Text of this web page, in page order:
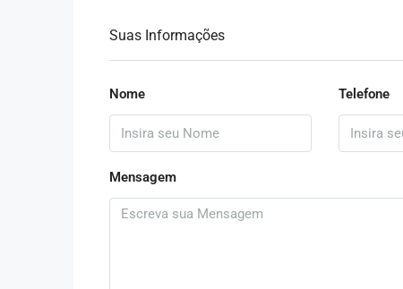
Suas Informações
Nome Telefone
Mensagem